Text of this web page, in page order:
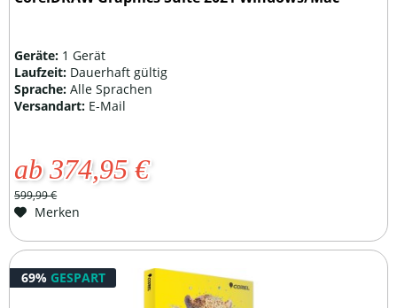
Geräte: 1 Gerät
Laufzeit: Dauerhaft gültig
Sprache:Alle Sprachen
Versandart: E-Mail
ab 374,95 €
599,99 €
Merken
69% GESPART